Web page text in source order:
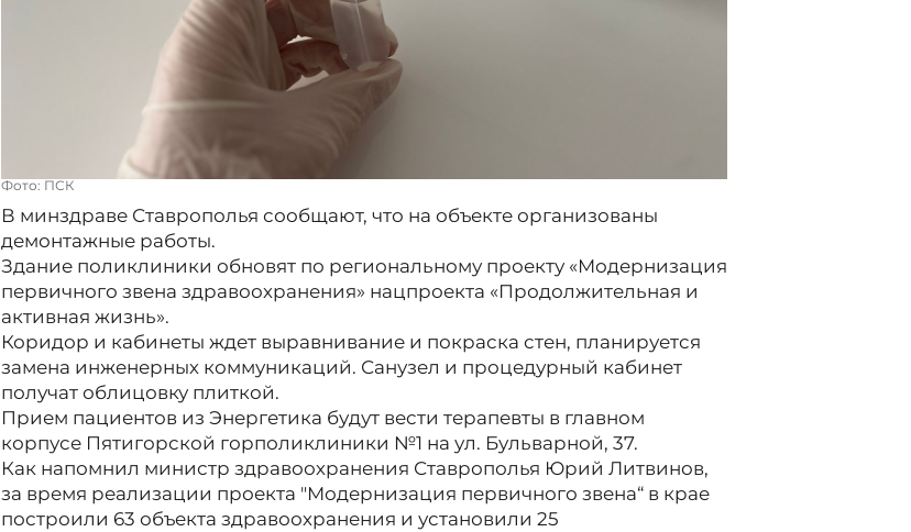
Фото: ПСК
В минздраве Ставрополья сообщают, что на объекте организованы
демонтажные работы.
Здание поликлиники обновят по региональному проекту «Модернизация
первичного звена здравоохранения» нацпроекта «Продолжительная и
активная жизнь».
Коридор и кабинеты ждет выравнивание и покраска стен, планируется
замена инженерных коммуникаций. Санузел и процедурный кабинет
получат облицовку плиткой.
Прием пациентов из Энергетика будут вести терапевты в главном
корпусе Пятигорской горполиклиники №1 на ул. Бульварной, 37.
Как напомнил министр здравоохранения Ставрополья Юрий Литвинов,
за время реализации проекта "Модернизация первичного звена“ в крае
построили 63 объекта здравоохранения и установили 25